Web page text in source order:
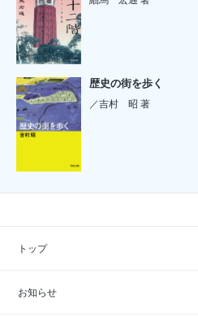
歴史の街を歩く
／吉村 昭 著
トップ
お知らせ